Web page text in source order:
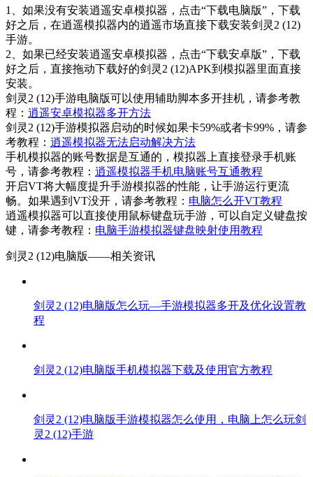
1、如果没有安装逍遥安卓模拟器，点击“下载电脑版”，下载
好之后，在逍遥模拟器内的逍遥市场直接下载安装剑灵2 (12)
手游。
2、如果已经安装逍遥安卓模拟器，点击“下载安卓版”，下载
好之后，直接拖动下载好的剑灵2 (12)APK到模拟器里面直接
安装。
剑灵2 (12)手游电脑版可以使用辅助脚本多开挂机，请参考教
程： 逍遥安卓模拟器多开方法
剑灵2 (12)手游模拟器启动的时候如果卡59%或者卡99%，请参
考教程： 逍遥模拟器无法启动解决方法
手机模拟器的账号数据是互通的，模拟器上直接登录手机账
号，请参考教程： 逍遥模拟器手机电脑账号互通教程
开启VT将大幅度提升手游模拟器的性能，让手游运行更流
畅。如果遇到VT没开，请参考教程： 电脑怎么开VT教程
逍遥模拟器可以直接使用鼠标键盘玩手游，可以自定义键盘按
键，请参考教程： 电脑手游模拟器键盘映射使用教程
剑灵2 (12)电脑版——相关资讯
剑灵2 (12)电脑版怎么玩—手游模拟器多开及优化设置教
程
剑灵2 (12)电脑版手机模拟器下载及使用官方教程
剑灵2 (12)电脑版手游模拟器怎么使用，电脑上怎么玩剑
灵2 (12)手游